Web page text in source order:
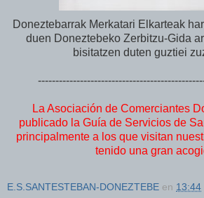
Doneztebarrak Merkatari Elkarteak
duen Doneztebeko Zerbitzu-Gida
bisitatzen duten guztiei
La Asociación de Comerciantes
publicado la Guía de Servicios de
principalmente a los que visitan
tenido una gran
E.S.SANTESTEBAN-DONEZTEBE en 13:44